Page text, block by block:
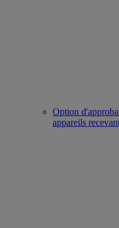
Option
appareils